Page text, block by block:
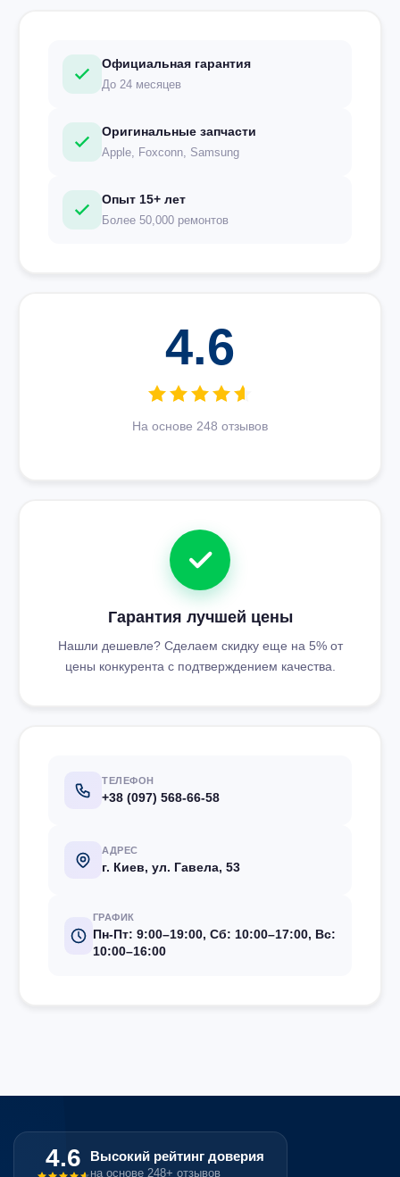
Официальная гарантия
До 24 месяцев
Оригинальные запчасти
Apple, Foxconn, Samsung
Опыт 15+ лет
Более 50,000 ремонтов
4.6
На основе 248 отзывов
Гарантия лучшей цены
Нашли дешевле? Сделаем скидку еще на 5% от
цены конкурента с подтверждением качества.
ТЕЛЕФОН
+38 (097) 568-66-58
АДРЕС
г. Киев, ул. Гавела, 53
ГРАФИК
Пн-Пт: 9:00–19:00, Сб: 10:00–17:00, Вс:
10:00–16:00
4.6 Высокий рейтинг доверия
на основе 248+ отзывов